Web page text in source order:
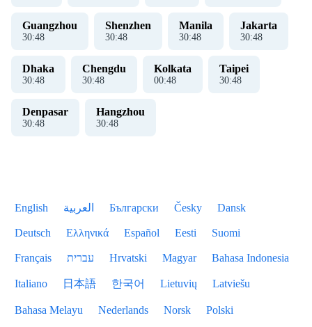
Guangzhou
30:48
Shenzhen
30:48
Manila
30:48
Jakarta
30:48
Dhaka
30:48
Chengdu
30:48
Kolkata
00:48
Taipei
30:48
Denpasar
30:48
Hangzhou
30:48
English العربية Български Česky Dansk
Deutsch Ελληνικά Español Eesti Suomi
Français עברית Hrvatski Magyar Bahasa Indonesia
Italiano 日本語 한국어 Lietuvių Latviešu
Bahasa Melayu Nederlands Norsk Polski